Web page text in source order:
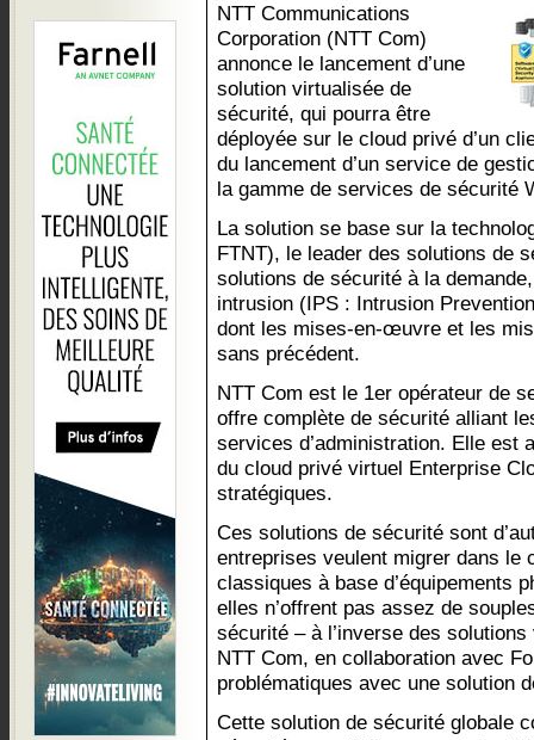
NTT Communications
Corporation (NTT Com)
annonce le lancement d’une
solution virtualisée de
sécurité, qui pourra être
déployée sur le cloud privé d’un
du lancement d’un service de
la gamme de services de sécurité
La solution se base sur la
FTNT), le leader des solutions de
solutions de sécurité à la
intrusion (IPS : Intrusion
dont les mises-en-œuvre et les
sans précédent.
NTT Com est le 1er opérateur de
offre complète de sécurité alliant
services d’administration. Elle est
du cloud privé virtuel Enterprise
stratégiques.
Ces solutions de sécurité sont
entreprises veulent migrer dans le
classiques à base d’équipements
elles n’offrent pas assez de
sécurité – à l’inverse des
NTT Com, en collaboration avec
problématiques avec une solution
Cette solution de sécurité globale